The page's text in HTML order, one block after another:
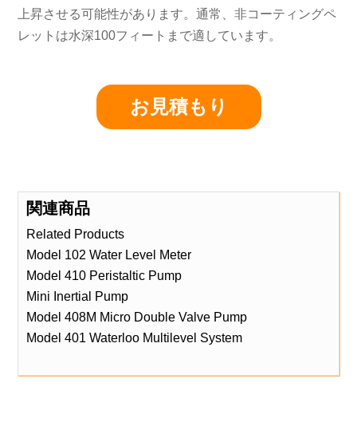
上昇させる可能性があります。通常、非コーティングペ
レットは水深100フィートまで適しています。
お見積もり
関連商品
Related Products
Model 102 Water Level Meter
Model 410 Peristaltic Pump
Mini Inertial Pump
Model 408M Micro Double Valve Pump
Model 401 Waterloo Multilevel System